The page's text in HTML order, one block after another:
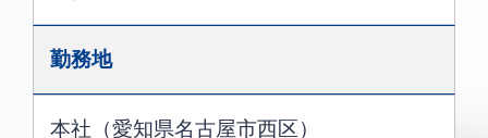
勤務地
本社（愛知県名古屋市西区）